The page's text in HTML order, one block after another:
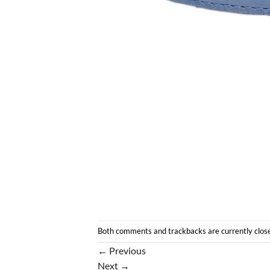
Both comments and trackbacks are currently
← Previous
Next →